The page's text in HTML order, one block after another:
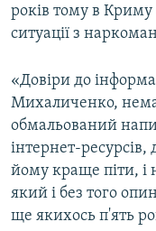
років тому в Криму
ситуації з
«Довіри до
Михаличенко,
обмальований
інтернет-
йому краще піти, і
який і без того
ще якихось п'ять